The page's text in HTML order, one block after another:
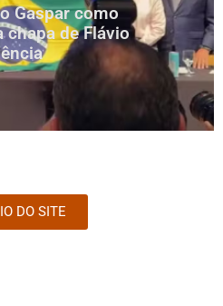
Gaspar como
chapa de Flávio
DO SITE